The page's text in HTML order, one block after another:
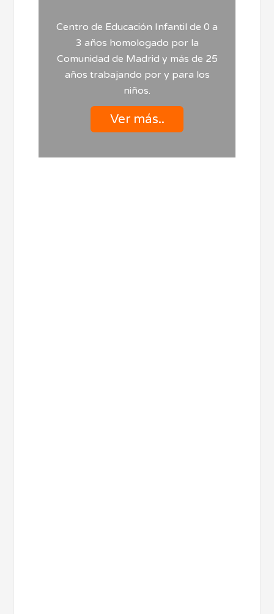
Centro de Educación Infantil de 0 a
3 años homologado por la
Comunidad de Madrid y más de 25
años trabajando por y para los
niños.
Ver más..